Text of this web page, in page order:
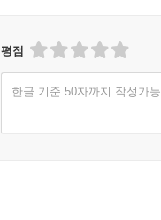
평점
한글 기준 50자까지 작성가능